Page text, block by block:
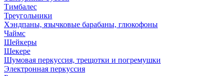
Тимбалес
Треугольники
Хэндпаны, язычковые барабаны, глюкофоны
Чаймс
Шейкеры
Шекере
Шумовая перкуссия, трещотки и погремушки
Электронная перкуссия